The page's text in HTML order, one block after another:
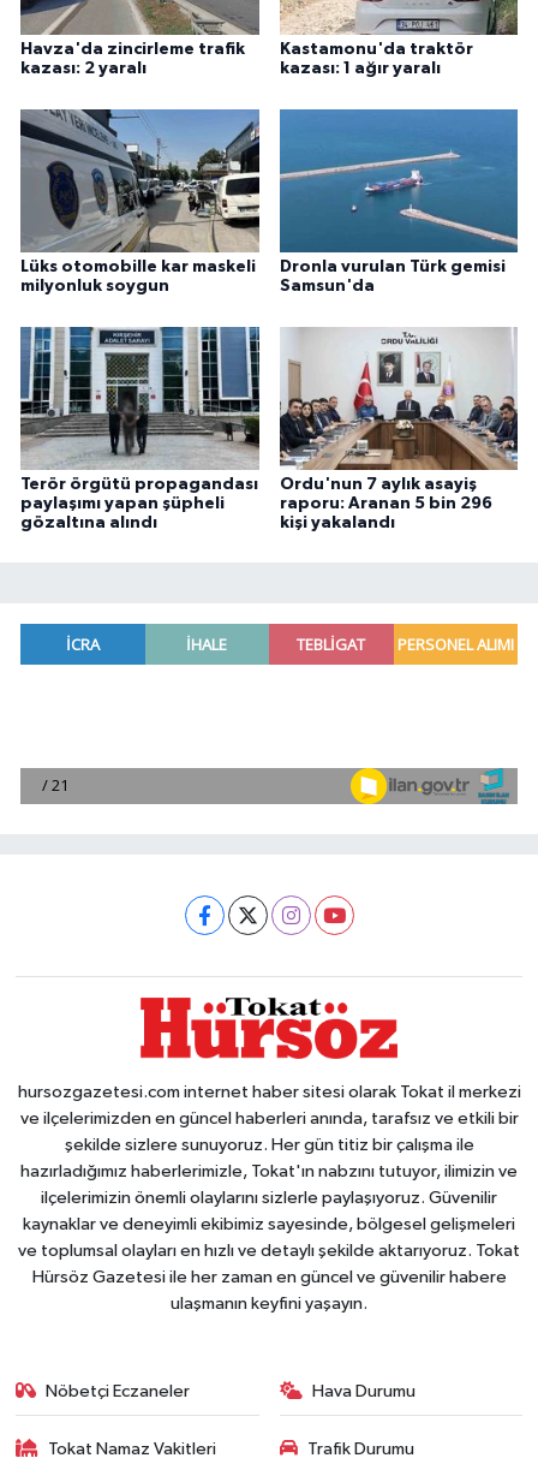
Havza'da zincirleme trafik
kazası: 2 yaralı
Kastamonu'da traktör
kazası: 1 ağır yaralı
Lüks otomobille kar maskeli
milyonluk soygun
Dronla vurulan Türk gemisi
Samsun'da
Terör örgütü propagandası
paylaşımı yapan şüpheli
gözaltına alındı
Ordu'nun 7 aylık asayiş
raporu: Aranan 5 bin 296
kişi yakalandı
hursozgazetesi.com internet haber sitesi olarak Tokat il merkezi
ve ilçelerimizden en güncel haberleri anında, tarafsız ve etkili bir
şekilde sizlere sunuyoruz. Her gün titiz bir çalışma ile
hazırladığımız haberlerimizle, Tokat'ın nabzını tutuyor, ilimizin ve
ilçelerimizin önemli olaylarını sizlerle paylaşıyoruz. Güvenilir
kaynaklar ve deneyimli ekibimiz sayesinde, bölgesel gelişmeleri
ve toplumsal olayları en hızlı ve detaylı şekilde aktarıyoruz. Tokat
Hürsöz Gazetesi ile her zaman en güncel ve güvenilir habere
ulaşmanın keyfini yaşayın.
Nöbetçi Eczaneler Hava Durumu
Tokat Namaz Vakitleri Trafik Durumu